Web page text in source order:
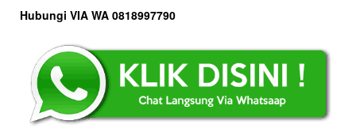
Hubungi VIA WA 0818997790